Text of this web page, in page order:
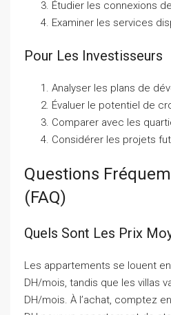
Étudier les connexions
Examiner les services
Pour Les Investisseurs
Analyser les plans de
Évaluer le potentiel de
Comparer avec les
Considérer les projets
Questions
(FAQ)
Quels Sont Les Prix
Les appartements se louent
DH/mois, tandis que les villas
DH/mois. À l’achat, comptez